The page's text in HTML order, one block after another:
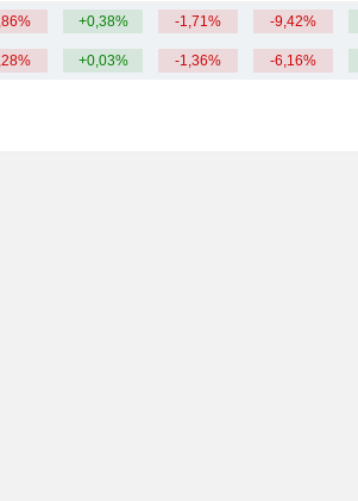
+0,38% -1,71% -9,42%
+0,03% -1,36% -6,16%